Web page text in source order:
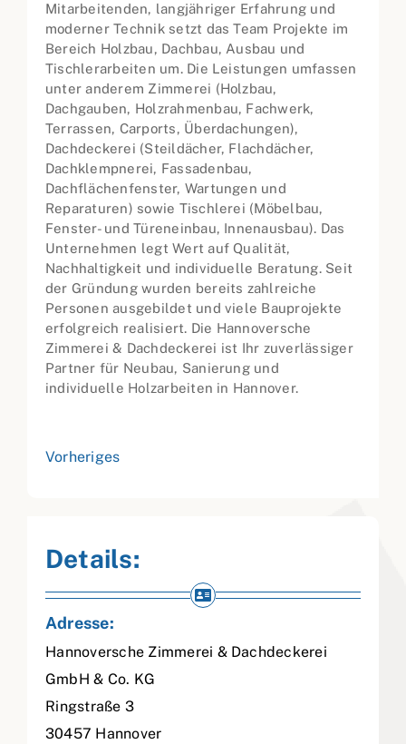
Mitarbeitenden, langjähriger Erfahrung und
moderner Technik setzt das Team Projekte im
Bereich Holzbau, Dachbau, Ausbau und
Tischlerarbeiten um. Die Leistungen umfassen
unter anderem Zimmerei (Holzbau,
Dachgauben, Holzrahmenbau, Fachwerk,
Terrassen, Carports, Überdachungen),
Dachdeckerei (Steildächer, Flachdächer,
Dachklempnerei, Fassadenbau,
Dachflächenfenster, Wartungen und
Reparaturen) sowie Tischlerei (Möbelbau,
Fenster- und Türeneinbau, Innenausbau). Das
Unternehmen legt Wert auf Qualität,
Nachhaltigkeit und individuelle Beratung. Seit
der Gründung wurden bereits zahlreiche
Personen ausgebildet und viele Bauprojekte
erfolgreich realisiert. Die Hannoversche
Zimmerei & Dachdeckerei ist Ihr zuverlässiger
Partner für Neubau, Sanierung und
individuelle Holzarbeiten in Hannover.
Vorheriges
Details:
Adresse:
Hannoversche Zimmerei & Dachdeckerei
GmbH & Co. KG
Ringstraße 3
30457 Hannover